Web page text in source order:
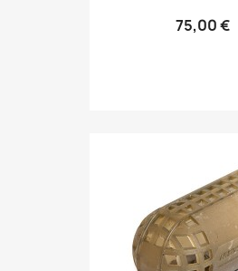
75,00 €